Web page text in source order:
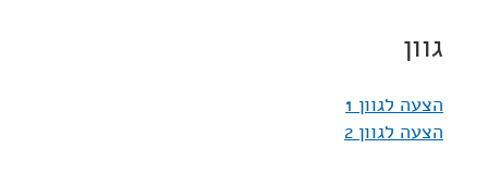
גוון
הצעה לגוון 1
הצעה לגוון 2